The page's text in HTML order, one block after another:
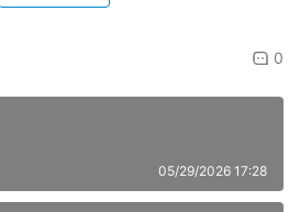
0
05/29/2026 17:28